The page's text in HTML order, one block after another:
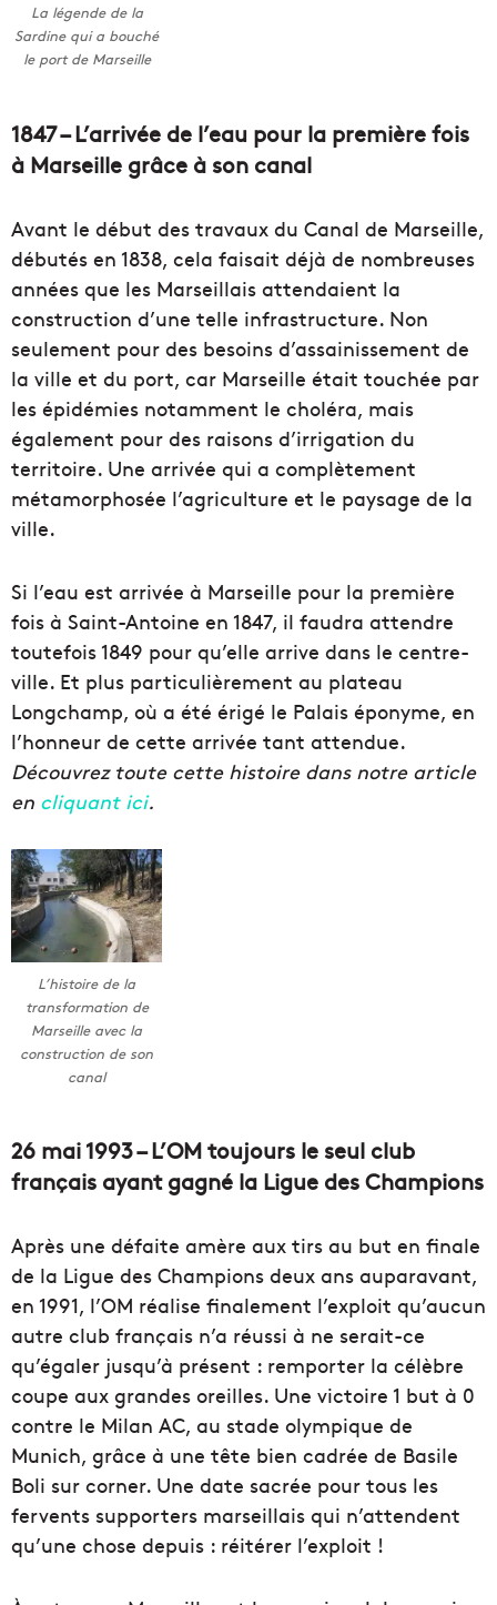
La légende de la
Sardine qui a bouché
le port de Marseille
1847 – L’arrivée de l’eau pour la première fois
à Marseille grâce à son canal
Avant le début des travaux du Canal de Marseille,
débutés en 1838, cela faisait déjà de nombreuses
années que les Marseillais attendaient la
construction d’une telle infrastructure. Non
seulement pour des besoins d’assainissement de
la ville et du port, car Marseille était touchée par
les épidémies notamment le choléra, mais
également pour des raisons d’irrigation du
territoire. Une arrivée qui a complètement
métamorphosée l’agriculture et le paysage de la
ville.
Si l’eau est arrivée à Marseille pour la première
fois à Saint-Antoine en 1847, il faudra attendre
toutefois 1849 pour qu’elle arrive dans le centre-
ville. Et plus particulièrement au plateau
Longchamp, où a été érigé le Palais éponyme, en
l’honneur de cette arrivée tant attendue.
Découvrez toute cette histoire dans notre article
en cliquant ici.
L’histoire de la
transformation de
Marseille avec la
construction de son
canal
26 mai 1993 – L’OM toujours le seul club
français ayant gagné la Ligue des Champions
Après une défaite amère aux tirs au but en finale
de la Ligue des Champions deux ans auparavant,
en 1991, l’OM réalise finalement l’exploit qu’aucun
autre club français n’a réussi à ne serait-ce
qu’égaler jusqu’à présent : remporter la célèbre
coupe aux grandes oreilles. Une victoire 1 but à 0
contre le Milan AC, au stade olympique de
Munich, grâce à une tête bien cadrée de Basile
Boli sur corner. Une date sacrée pour tous les
fervents supporters marseillais qui n’attendent
qu’une chose depuis : réitérer l’exploit !